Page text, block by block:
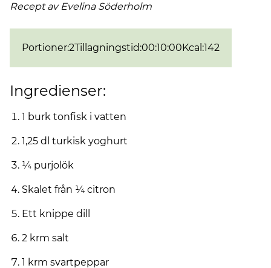
Recept av Evelina Söderholm
Portioner:2Tillagningstid:00:10:00Kcal :142
Ingredienser:
1 burk tonfisk i vatten
1,25 dl turkisk yoghurt
¼ purjolök
Skalet från ¼ citron
Ett knippe dill
2 krm salt
1 krm svartpeppar